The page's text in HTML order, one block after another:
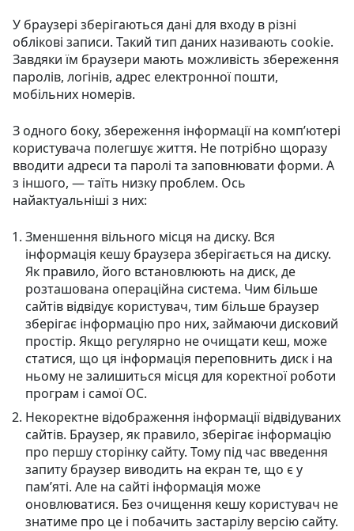
У браузері зберігаються дані для входу в різні
облікові записи. Такий тип даних називають cookie.
Завдяки їм браузери мають можливість збереження
паролів, логінів, адрес електронної пошти,
мобільних номерів.
З одного боку, збереження інформації на комп’ютері
користувача полегшує життя. Не потрібно щоразу
вводити адреси та паролі та заповнювати форми. А
з іншого, — таїть низку проблем. Ось
найактуальніші з них:
Зменшення вільного місця на диску. Вся
інформація кешу браузера зберігається на диску.
Як правило, його встановлюють на диск, де
розташована операційна система. Чим більше
сайтів відвідує користувач, тим більше браузер
зберігає інформацію про них, займаючи дисковий
простір. Якщо регулярно не очищати кеш, може
статися, що ця інформація переповнить диск і на
ньому не залишиться місця для коректної роботи
програм і самої ОС.
Некоректне відображення інформації відвідуваних
сайтів. Браузер, як правило, зберігає інформацію
про першу сторінку сайту. Тому під час введення
запиту браузер виводить на екран те, що є у
пам’яті. Але на сайті інформація може
оновлюватися. Без очищення кешу користувач не
знатиме про це і побачить застарілу версію сайту.